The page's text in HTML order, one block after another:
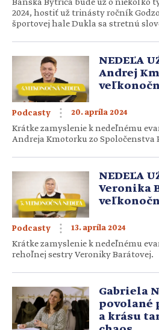
2024, hostiť už trinásty ročník
športovej hale Dukla sa stretnú
NicolaGirasolim, a tiež s
misionárom, o. PatrickomGonyeau.
si organizátori zvolili slovo SPOLU.
NEDEĽA
Andrej
Podcasty 20. apríla 2024
Krátke zamyslenie k nedeľnému
Andreja Kmotorku zo Spoločenstva
NEDEĽA
Veronika
Podcasty 13. apríla 2024
Krátke zamyslenie k nedeľnému
rehoľnej sestry Veroniky Barátovej.
Gabriela
povolané
a krásu